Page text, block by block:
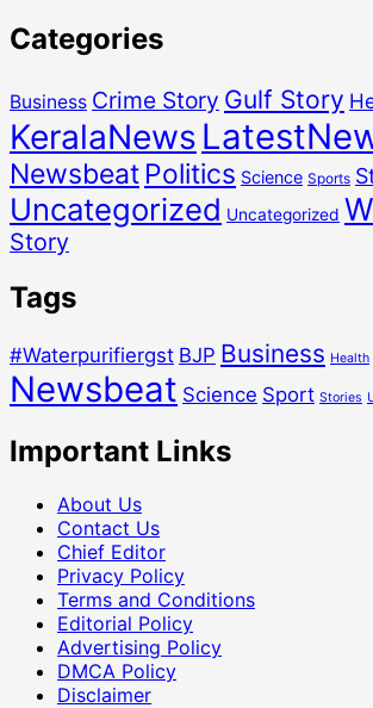
Categories
Business Crime Story Gulf Story
KeralaNews
Newsbeat Politics Science Sports
Uncategorized Uncategorized
Story
Tags
#Waterpurifiergst BJP Business Health
Newsbeat Science Sport Stories
Important Links
About Us
Contact Us
Chief Editor
Privacy Policy
Terms and Conditions
Editorial Policy
Advertising Policy
DMCA Policy
Disclaimer